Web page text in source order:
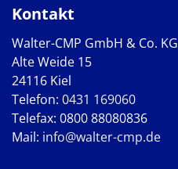
Kontakt
Walter-CMP GmbH & Co. KG
Alte Weide 15
24116 Kiel
Telefon: 0431 169060
Telefax: 0800 88080836
Mail: info@walter-cmp.de